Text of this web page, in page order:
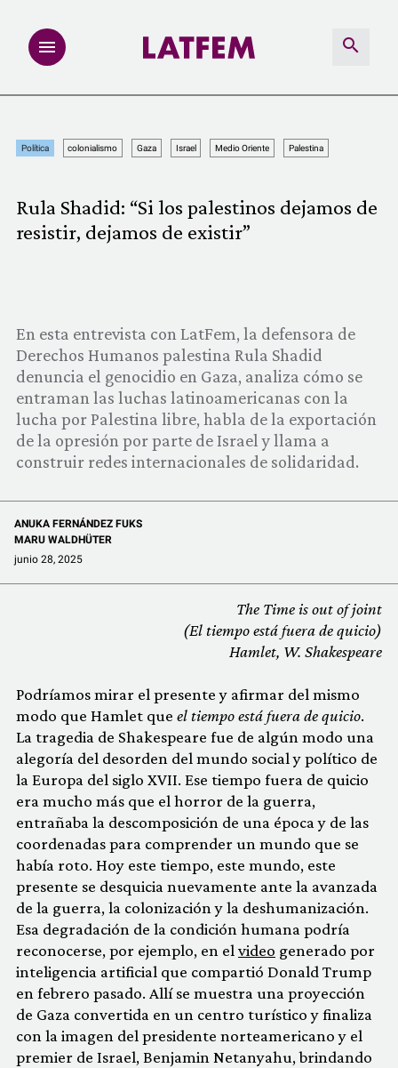
MULTIMEDIA
PRODUCTOS
COMUNIDAD
QUIÉNES SOMOS
Política colonialismo Gaza Israel Medio Oriente Palestina
Rula Shadid: “Si los palestinos dejamos de
resistir, dejamos de existir”
En esta entrevista con LatFem, la defensora de
Derechos Humanos palestina Rula Shadid
denuncia el genocidio en Gaza, analiza cómo se
entraman las luchas latinoamericanas con la
lucha por Palestina libre, habla de la exportación
de la opresión por parte de Israel y llama a
construir redes internacionales de solidaridad.
ANUKA FERNÁNDEZ FUKS
MARU WALDHÜTER
junio 28, 2025
The Time is out of joint
(El tiempo está fuera de quicio)
Hamlet, W. Shakespeare
Podríamos mirar el presente y afirmar del mismo
modo que Hamlet que el tiempo está fuera de quicio.
La tragedia de Shakespeare fue de algún modo una
alegoría del desorden del mundo social y político de
la Europa del siglo XVII. Ese tiempo fuera de quicio
era mucho más que el horror de la guerra,
entrañaba la descomposición de una época y de las
coordenadas para comprender un mundo que se
había roto. Hoy este tiempo, este mundo, este
presente se desquicia nuevamente ante la avanzada
de la guerra, la colonización y la deshumanización.
Esa degradación de la condición humana podría
reconocerse, por ejemplo, en el video generado por
inteligencia artificial que compartió Donald Trump
en febrero pasado. Allí se muestra una proyección
de Gaza convertida en un centro turístico y finaliza
con la imagen del presidente norteamericano y el
premier de Israel, Benjamin Netanyahu, brindando